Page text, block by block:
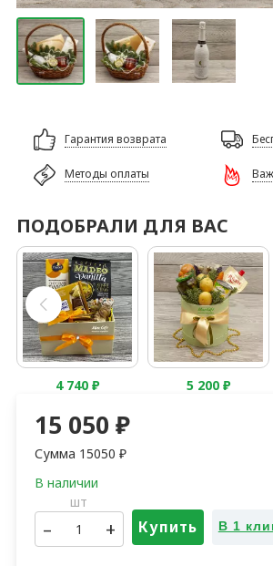
Гарантия возврата
Методы оплаты
ПОДОБРАЛИ ДЛЯ ВАС
4 740₽ 5 200₽
15 050 ₽
Сумма 15050 ₽
шт
– + Купить В 1